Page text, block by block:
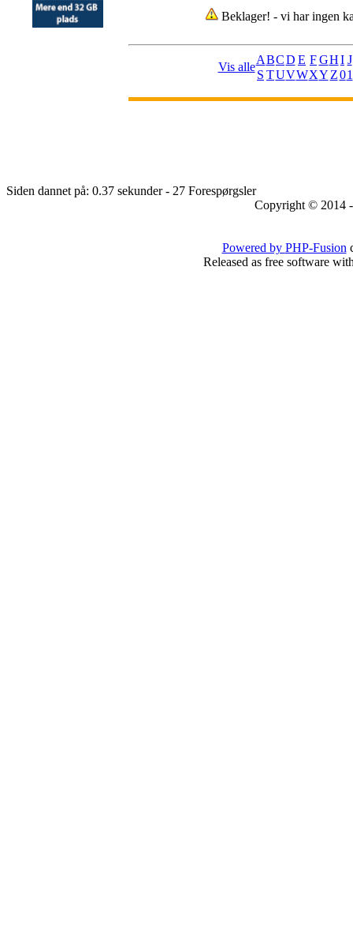
Beklager! - vi har ingen
Vis alle
ABCD E FGHI J
S TUVWXY Z01
Siden dannet på: 0.37 sekunder - 27 Forespørgsler
Copyright © 2014
Powered by PHP-Fusion
Released as free software